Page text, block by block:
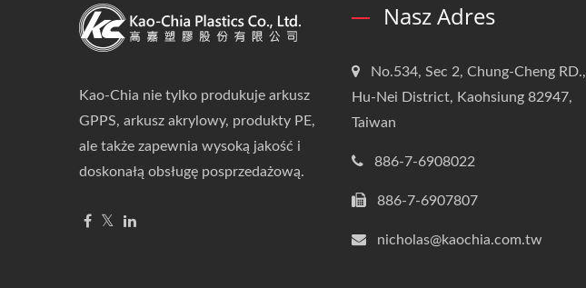
Kao-Chia nie tylko produkuje arkusz
GPPS, arkusz akrylowy, produkty PE,
ale także zapewnia wysoką jakość i
doskonałą obsługę posprzedażową.
Nasz Adres
No.534, Sec 2, Chung-Cheng RD.,
Hu-Nei District, Kaohsiung 82947,
Taiwan
886-7-6908022
886-7-6907807
nicholas@kaochia.com.tw